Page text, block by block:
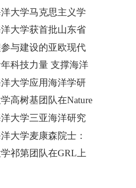
强自主创新能力
大学马克思主义学
市社会主义学院、海洋
院与青岛市经济发展研
大学获首批山东省
协同育人联合体立项建
与建设的亚欧现代
技术及装备研究院启动
科技力量 支撑海洋
来 200余位学者共聚
命运共同体建设
大学应用海洋学研
组建辽宁省海洋实时预
验室、共建高分辨率对
高树基团队在Nature
上发表成果揭示海洋
控的碳、氮复合气候效
大学三亚海洋研究
科研项目立项取得重大
大学麦康森院士：
”突破六大关键技术！
祁第团队在GRL上